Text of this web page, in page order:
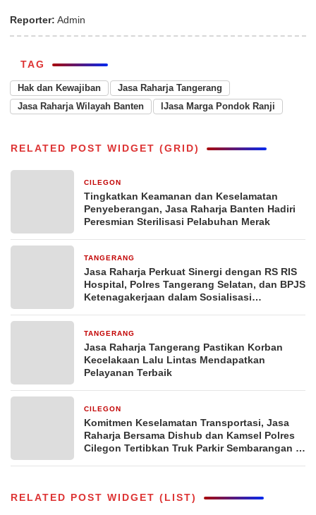
Reporter: Admin
TAG
Hak dan Kewajiban
Jasa Raharja Tangerang
Jasa Raharja Wilayah Banten
lJasa Marga Pondok Ranji
RELATED POST WIDGET (GRID)
CILEGON
Tingkatkan Keamanan dan Keselamatan
Penyeberangan, Jasa Raharja Banten Hadiri
Peresmian Sterilisasi Pelabuhan Merak
TANGERANG
Jasa Raharja Perkuat Sinergi dengan RS RIS
Hospital, Polres Tangerang Selatan, dan BPJS
Ketenagakerjaan dalam Sosialisasi
TANGERANG
Jasa Raharja Tangerang Pastikan Korban
Kecelakaan Lalu Lintas Mendapatkan
Pelayanan Terbaik
CILEGON
Komitmen Keselamatan Transportasi, Jasa
Raharja Bersama Dishub dan Kamsel Polres
Cilegon Tertibkan Truk Parkir Sembarangan di
RELATED POST WIDGET (LIST)